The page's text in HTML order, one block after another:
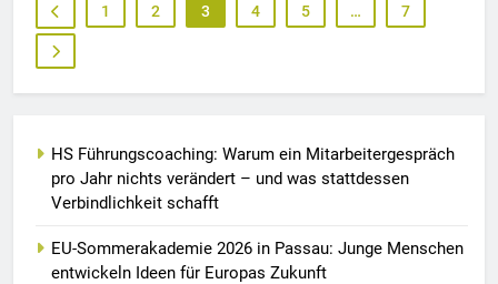
1 2 3 4 5 … 7
HS Führungscoaching: Warum ein Mitarbeitergespräch
pro Jahr nichts verändert – und was stattdessen
Verbindlichkeit schafft
EU-Sommerakademie 2026 in Passau: Junge Menschen
entwickeln Ideen für Europas Zukunft